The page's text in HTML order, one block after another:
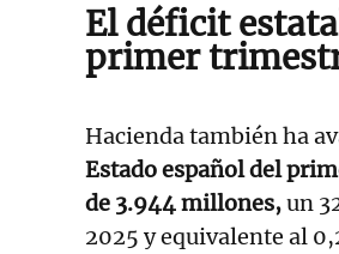
El déficit
primer
Hacienda también ha
Estado español del
de 3.944 millones,un
2025 y equivalente al